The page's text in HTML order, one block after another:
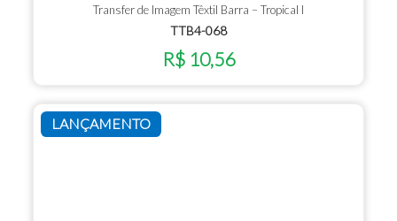
Transfer de Imagem Têxtil Barra – Tropical I
TTB4-068
R$ 10,56
LANÇAMENTO